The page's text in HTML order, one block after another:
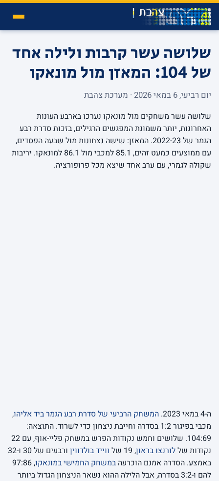
שלושה עשר קרבות ולילה אחד
של 104: המאזן מול מונאקו
יום רביעי, 6 במאי 2026 · מערכת צהבת
שלושה עשר משחקים מול מונאקו נערכו בארבע העונות
האחרונות, יותר משמונת המפגשים הרגילים, בזכות סדרת רבע
הגמר של 2022-23. המאזן: שישה נצחונות מול שבעה הפסדים,
עם ממוצעים כמעט זהים, 85.1 למכבי מול 86.1 למונאקו. יריבות
שקולה לגמרי, עם ערב אחד שיצא מכל פרופורציה.
ה-4 במאי 2023. המשחק הרביעי של סדרת רבע הגמר ביד אליהו,
מכבי בפיגור 1:2 בסדרה וחייבת ניצחון כדי לשרוד. התוצאה:
104:69. שלושים וחמש נקודות הפרש במשחק פליי-אוף, עם 22
נקודות שללורנצו בראון, 19 של ווייד בולדווין
ורבעים של 30 ו-32
באמצע. הסדרה אמנם הוכרעה במשחק החמישי במונאקו , 97:86
להם ו-3:2 בסדרה, אבל הלילה ההוא נשאר הניצחון הגדול ביותר